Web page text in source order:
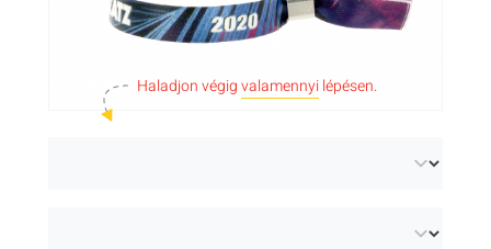
karszalagokat is kínálunk? Fedezze felNFC-
karszalagjainkat
Haladjon végigvalamennyilépésen.